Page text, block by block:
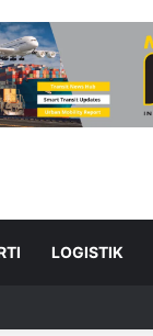
LOGISTIK